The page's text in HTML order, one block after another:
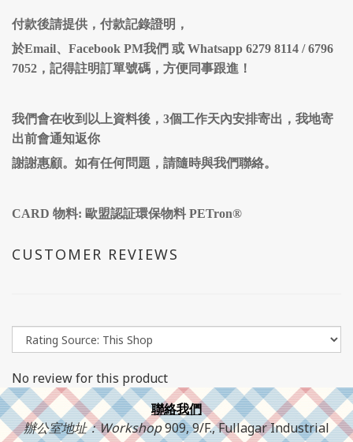
付款後請提供，付款記錄證明，
於Email、Facebook PM我們 或 Whatsapp 6279 8114 / 6796
7052，記得註明訂單號碼，方便同事跟進！
我們會在收到以上資料後，3個工作天內安排寄出，我地寄
出前會通知返你
謝謝惠顧。如有任何問題，請隨時與我們聯絡。
CARD 物料: 歐盟認証環保物料 PETron®
CUSTOMER REVIEWS
No review for this product
聯絡我們
辦公室地址：Workshop909, 9/F., Fullagar Industrial